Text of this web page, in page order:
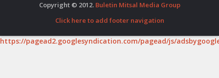
Copyright © 2012. Buletin Mitsal Media Group
Click here to add footer navigation
https://pagead2.googlesyndication.com/pagead/js/